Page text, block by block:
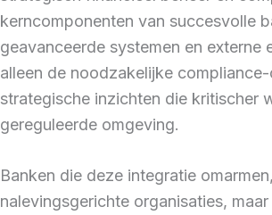
kerncomponenten van succesvolle
geavanceerde systemen en
alleen de noodzakelijke
strategische inzichten die kritischer
gereguleerde omgeving.
Banken die deze integratie
nalevingsgerichte organisaties,